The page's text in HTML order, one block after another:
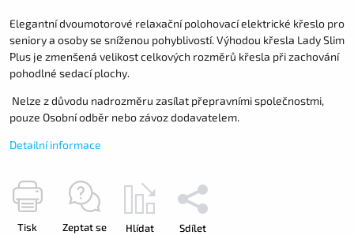
Elegantní dvoumotorové relaxační polohovací elektrické křeslo pro
seniory a osoby se sníženou pohyblivostí. Výhodou křesla Lady Slim
Plus je zmenšená velikost celkových rozměrů křesla při zachování
pohodlné sedací plochy.
Nelze z důvodu nadrozměru zasílat přepravními společnostmi,
pouze Osobní odběr nebo závoz dodavatelem.
Detailní informace
Tisk Zeptat se Hlídat Sdílet